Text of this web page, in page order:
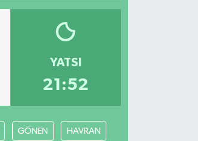
YATSI
21:52
GÖNEN HAVRAN